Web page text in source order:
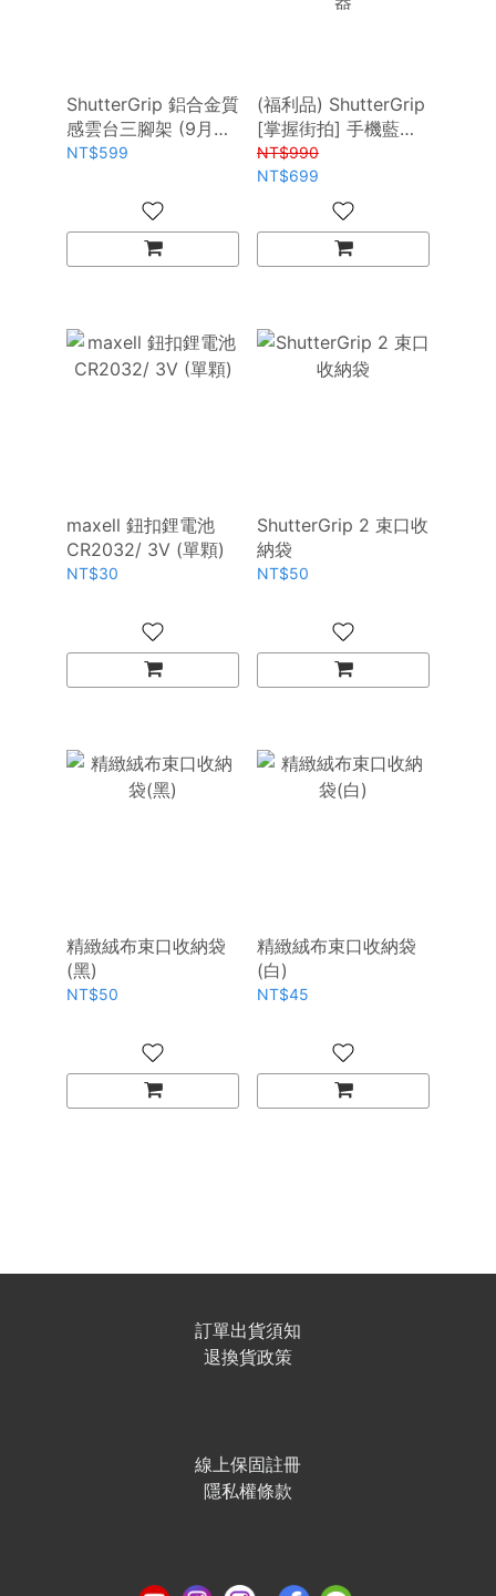
ShutterGrip 鋁合金質
感雲台三腳架 (9月出
貨)
NT$599
(福利品) ShutterGrip
[掌握街拍] 手機藍牙
握把自拍器
NT$990
NT$699
maxell 鈕扣鋰電池
CR2032/ 3V (單顆)
NT$30
ShutterGrip 2 束口收
納袋
NT$50
精緻絨布束口收納袋
(黑)
NT$50
精緻絨布束口收納袋
(白)
NT$45
訂單出貨須知
退換貨政策
線上保固註冊
隱私權條款